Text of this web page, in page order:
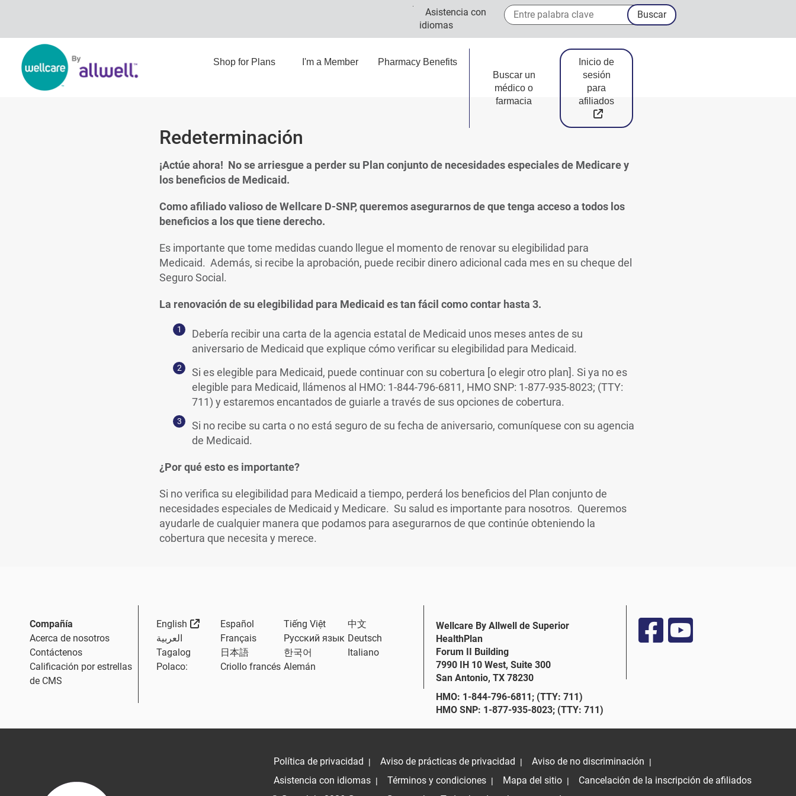
Asistencia con
idiomas
Entre palabra clave Buscar
Shop for Plans I'm a Member
Pharmacy Benefits
Buscar un
médico o
farmacia
Inicio de
sesión
para
afiliados
External Link
Redeterminación
¡Actúe ahora! No se arriesgue a perder su Plan conjunto de necesidades especiales de Medicare y
los beneficios de Medicaid.
Como afiliado valioso de Wellcare D-SNP, queremos asegurarnos de que tenga acceso a todos los
beneficios a los que tiene derecho.
Es importante que tome medidas cuando llegue el momento de renovar su elegibilidad para
Medicaid. Además, si recibe la aprobación, puede recibir dinero adicional cada mes en su cheque del
Seguro Social.
La renovación de su elegibilidad para Medicaid es tan fácil como contar hasta 3.
Debería recibir una carta de la agencia estatal de Medicaid unos meses antes de su
aniversario de Medicaid que explique cómo verificar su elegibilidad para Medicaid.
Si es elegible para Medicaid, puede continuar con su cobertura [o elegir otro plan]. Si ya no es
elegible para Medicaid, llámenos al HMO: 1-844-796-6811, HMO SNP: 1-877-935-8023; (TTY:
711) y estaremos encantados de guiarle a través de sus opciones de cobertura.
Si no recibe su carta o no está seguro de su fecha de aniversario, comuníquese con su agencia
de Medicaid.
¿Por qué esto es importante?
Si no verifica su elegibilidad para Medicaid a tiempo, perderá los beneficios del Plan conjunto de
necesidades especiales de Medicaid y Medicare. Su salud es importante para nosotros. Queremos
ayudarle de cualquier manera que podamos para asegurarnos de que continúe obteniendo la
cobertura que necesita y merece.
Compañía
Acerca de nosotros
Contáctenos
Calificación por estrellas
de CMS
English External Link
Español Tiếng Việt
中文
العربية
Français Русский язык Deutsch
Tagalog
日本語 한국어
Italiano
Polaco:
Criollo francés Alemán
Wellcare By Allwell de Superior
HealthPlan
Forum II Building
7990 IH 10 West, Suite 300
San Antonio, TX 78230
HMO: 1-844-796-6811; (TTY: 711)
HMO SNP: 1-877-935-8023; (TTY: 711)
Política de privacidad | Aviso de prácticas de privacidad | Aviso de no discriminación |
Asistencia con idiomas | Términos y condiciones | Mapa del sitio | Cancelación de la inscripción de afiliados